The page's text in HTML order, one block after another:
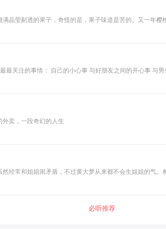
晶莹剔透的果子，奇怪的是，果子味道是苦的。又一年
恋樱桃的滋味，心愿未了，在人间逗留了一百多年，不愿
最关注的事情： 自己的小心事 与好朋友之间的开心事
卖，一段奇幻的人生
经常和姐姐闹矛盾，不过黄大梦从来都不会生姐姐的气。
必听推荐